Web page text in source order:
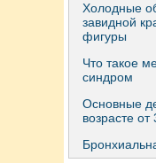
Холодные
завидной
фигуры
Что такое
синдром
Основные
возрасте от